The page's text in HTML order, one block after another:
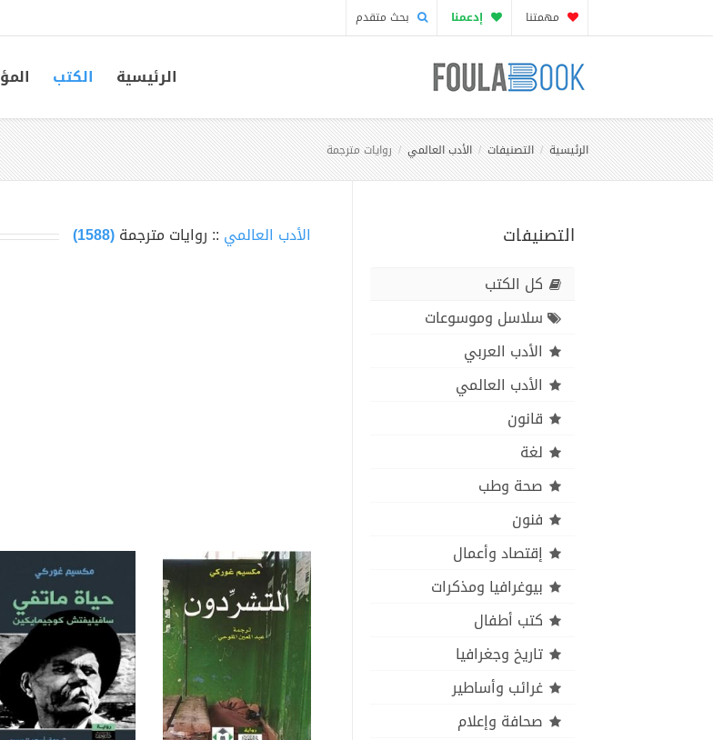
مهمتنا إدعمنا بحث متقدم
الرئيسية الكتب
الرئيسية التصنيفات الأدب العالمي روايات مترجمة
التصنيفات
كل الكتب
سلاسل وموسوعات
الأدب العربي
الأدب العالمي
قانون
لغة
صحة وطب
فنون
إقتصاد وأعمال
بيوغرافيا ومذكرات
كتب أطفال
تاريخ وجغرافيا
غرائب وأساطير
صحافة وإعلام
الأدب العالمي :: روايات مترجمة(1588)